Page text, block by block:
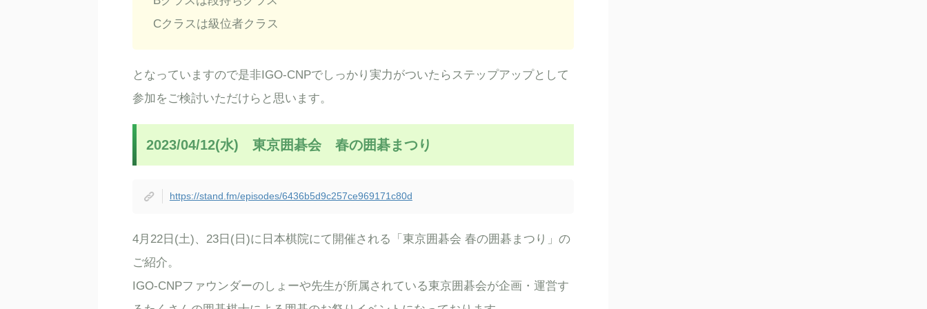
Cクラスは級位者クラス
となっていますので是非IGO-CNPでしっかり実力がついたらステップアップとして
参加をご検討いただけらと思います。
2023/04/12(水) 東京囲碁会 春の囲碁まつり
https://stand.fm/episodes/6436b5d9c257ce969171c80d
4月22日(土)、23日(日)に日本棋院にて開催される「東京囲碁会 春の囲碁まつり」の
ご紹介。
IGO-CNPファウンダーのしょーや先生が所属されている東京囲碁会が企画・運営す